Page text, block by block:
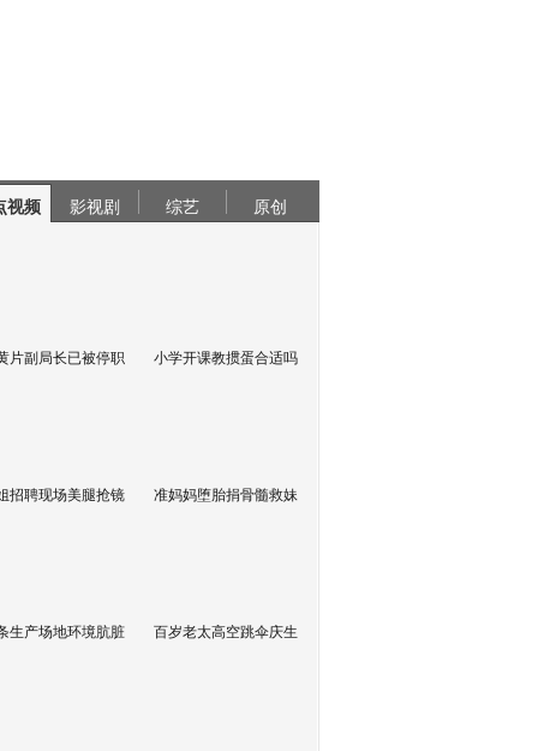
视频 影视剧 综艺 原创
片副局长已被停职 小学开课教掼蛋合适吗
招聘现场美腿抢镜 准妈妈堕胎捐骨髓救妹
生产场地环境肮脏 百岁老太高空跳伞庆生